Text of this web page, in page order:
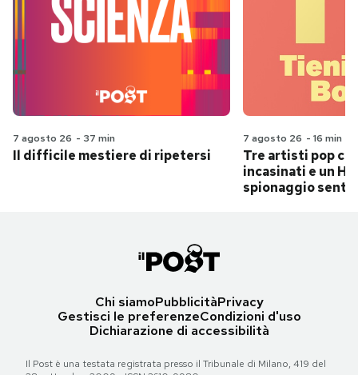
7 agosto 26 - 37 min
Il difficile mestiere di ripetersi
7 agosto 26 - 16 min
Tre artisti pop
incasinati e un
spionaggio
Chi siamoPubblicitàPrivacy
Gestisci le preferenzeCondizioni d'uso
Dichiarazione di accessibilità
Il Post è una testata registrata presso il Tribunale di Milano, 419 del